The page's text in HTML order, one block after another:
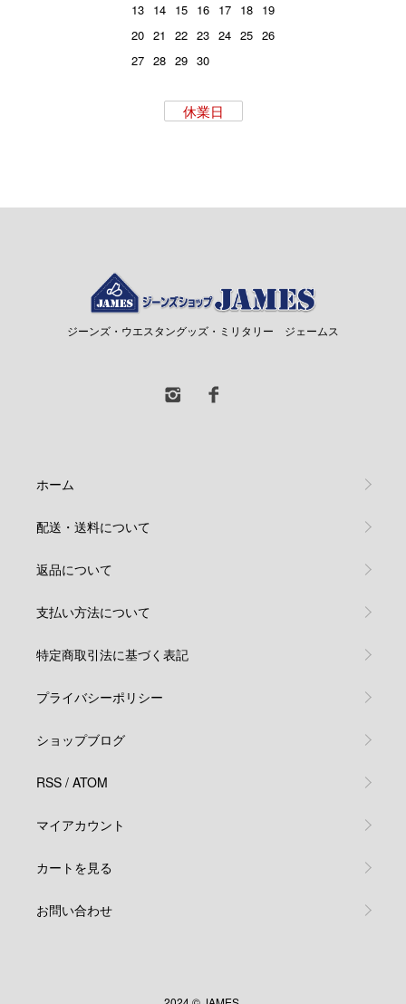
13 14 15 16 17 18 19
20 21 22 23 24 25 26
27 28 29 30
休業日
ジーンズ・ウエスタングッズ・ミリタリー ジェームス
ホーム
配送・送料について
返品について
支払い方法について
特定商取引法に基づく表記
プライバシーポリシー
ショップブログ
RSS / ATOM
マイアカウント
カートを見る
お問い合わせ